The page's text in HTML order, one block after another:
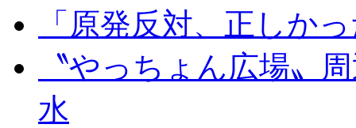
「原発反対、正しか
〝やっちょん広場〟
水